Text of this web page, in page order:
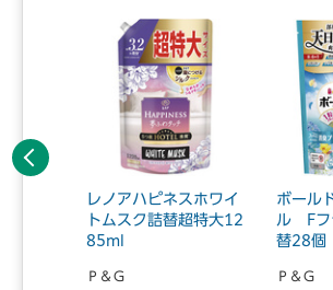
レノアハピネスホワイ
トムスク詰替超特大12
85ml
Ｐ＆Ｇ
ボール
ル Fフ
替28個
Ｐ＆Ｇ
前へ